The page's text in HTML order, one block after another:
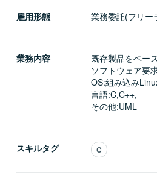
雇用形態 業務委託(フリー
業務内容
既存製品をベー
ソフトウェア要
OS:組み込み
言語:C,C++,
その他:UML
スキルタグ C